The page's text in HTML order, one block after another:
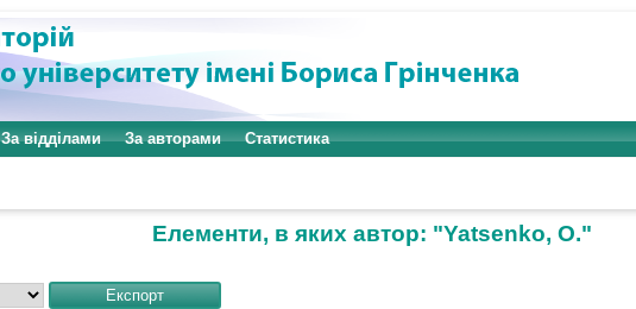
За відділами За авторами Статистика
Елементи, в яких автор: "Yatsenko, O."